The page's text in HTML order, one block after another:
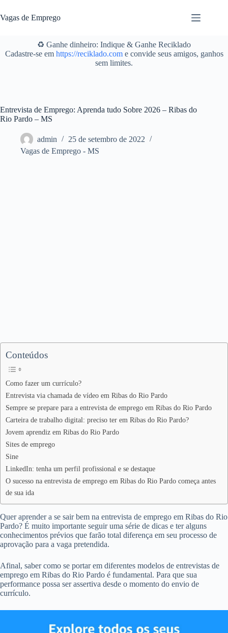
para
o
Vagas de Emprego
♻️ Ganhe dinheiro: Indique & Ganhe Reciklado
Cadastre-se em https://reciklado.come convide seus amigos, ganhos
sem limites.
Entrevista de Emprego: Aprenda tudo Sobre 2026 – Ribas do
Rio Pardo – MS
admin
25 de setembro de 2022
Vagas de Emprego - MS
Conteúdos
Como fazer um currículo?
Entrevista via chamada de vídeo em Ribas do Rio Pardo
Sempre se prepare para a entrevista de emprego em Ribas do Rio Pardo
Carteira de trabalho digital: preciso ter em Ribas do Rio Pardo?
Jovem aprendiz em Ribas do Rio Pardo
Sites de emprego
Sine
LinkedIn: tenha um perfil profissional e se destaque
O sucesso na entrevista de emprego em Ribas do Rio Pardo começa antes
de sua ida
Quer aprender a se sair bem na entrevista de emprego em Ribas do Rio
Pardo? É muito importante seguir uma série de dicas e ter alguns
conhecimentos prévios que farão total diferença em seu processo de
aprovação para a vaga pretendida.
Afinal, saber como se portar em diferentes modelos de entrevistas de
emprego em Ribas do Rio Pardo é fundamental. Para que sua
performance possa ser assertiva desde o momento do envio de
currículo.